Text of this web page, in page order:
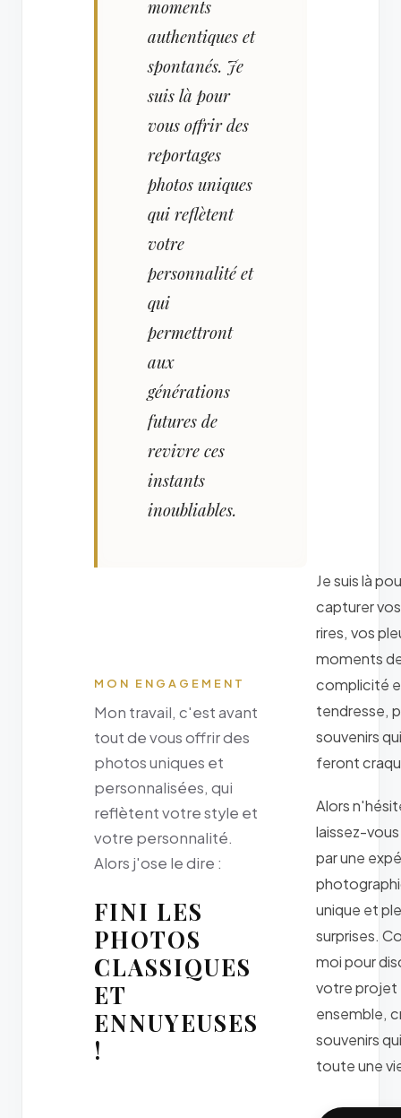
moments
authentiques et
spontanés. Je
suis là pour
vous offrir des
reportages
photos uniques
qui reflètent
votre
personnalité et
qui
permettront
aux
générations
futures de
revivre ces
instants
inoubliables.
MON ENGAGEMENT
Mon travail, c'est avant
tout de vous offrir des
photos uniques et
personnalisées, qui
reflètent votre style et
votre personnalité.
Alors j'ose le dire :
FINI LES
PHOTOS
CLASSIQUES
ET
ENNUYEUSES
!
Je suis là
capturer
rires, vos
moments
complicité
tendresse,
souvenirs
feront
Alors
laissez-
par une
unique et
surprises.
moi pour
votre projet
ensemble,
souvenirs
toute une